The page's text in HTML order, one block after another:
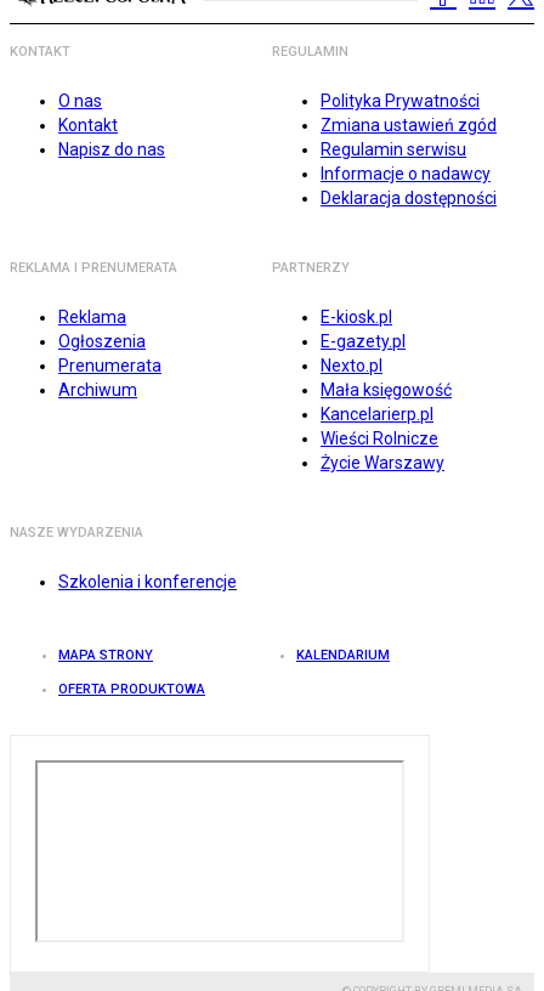
KONTAKT
O nas
Kontakt
Napisz do nas
REGULAMIN
Polityka Prywatności
Zmiana ustawień zgód
Regulamin serwisu
Informacje o nadawcy
Deklaracja dostępności
REKLAMA I PRENUMERATA
Reklama
Ogłoszenia
Prenumerata
Archiwum
PARTNERZY
E-kiosk.pl
E-gazety.pl
Nexto.pl
Mała księgowość
Kancelarierp.pl
Wieści Rolnicze
Życie Warszawy
NASZE WYDARZENIA
Szkolenia i konferencje
MAPA STRONY KALENDARIUM
OFERTA PRODUKTOWA